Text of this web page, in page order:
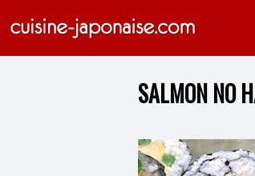
SALMON NO